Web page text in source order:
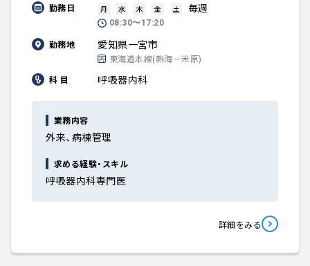
勤務日 月 水 木 金 土 毎週
08:30〜17:20
勤務地 愛知県一宮市
東海道本線(熱海－米原)
科 目
呼吸器内科
業務内容
外来、病棟管理
求める経験・スキル
呼吸器内科専門医
詳細をみる